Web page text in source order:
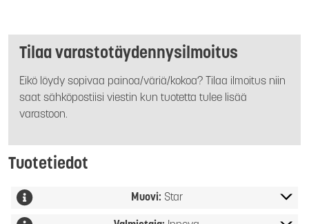
Tilaa varastotäydennysilmoitus
Eikö löydy sopivaa painoa/väriä/kokoa? Tilaa ilmoitus niin
saat sähköpostiisi viestin kun tuotetta tulee lisää
varastoon.
Tuotetiedot
Muovi: Star